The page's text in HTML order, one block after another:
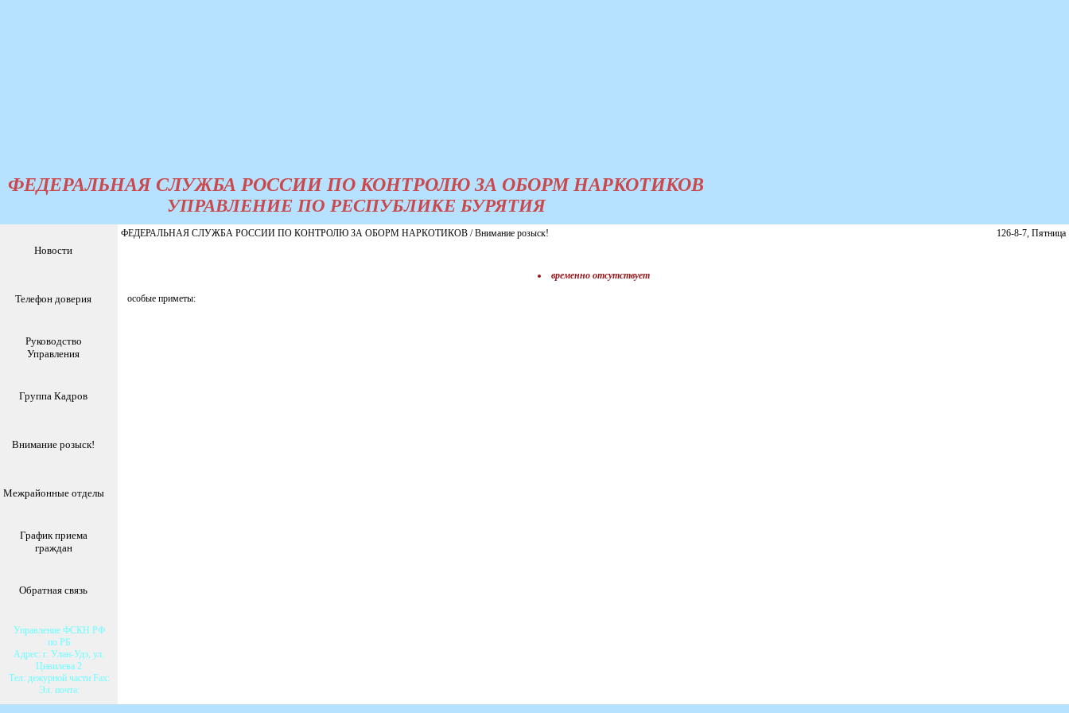
ФЕДЕРАЛЬНАЯ СЛУЖБА РОССИИ ПО КОНТРОЛЮ ЗА ОБОРМ НАРКОТИКОВ
УПРАВЛЕНИЕ ПО РЕСПУБЛИКЕ БУРЯТИЯ
Новости
Телефон доверия
Руководство
Управления
Группа Кадров
Внимание розыск!
Межрайонные отделы
График приема
граждан
Обратная связь
Управление ФСКН РФ
по РБ
Адрес: г. Улан-Удэ, ул.
Цивилева 2
Тел: дежурной части Fax:
Эл. почта:
ФЕДЕРАЛЬНАЯ СЛУЖБА РОССИИ ПО КОНТРОЛЮ ЗА ОБОРМ НАРКОТИКОВ / Внимание розыск! 126-8-7, Пятница
временно отсутствует
особые приметы: